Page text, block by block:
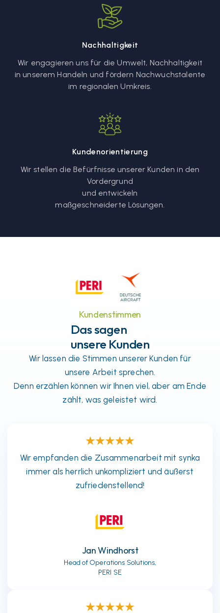
Nachhaltigkeit
Wir engagieren uns für die Umwelt, Nachhaltigkeit
in unserem Handeln und fördern Nachwuchstalente
im regionalen Umkreis.
Kundenorientierung
Wir stellen die Befürfnisse unserer Kunden in den
Vordergrund
und entwickeln
maßgeschneiderte Lösungen.
Kundenstimmen
Das sagen
unsere Kunden
Wir lassen die Stimmen unserer Kunden für
unsere Arbeit sprechen.
Denn erzählen können wir Ihnen viel, aber am Ende
zählt, was geleistet wird.
Wir empfanden die Zusammenarbeit mit synka
immer als herrlich unkompliziert und äußerst
zufriedenstellend!
Jan Windhorst
Head of Operations Solutions,
PERI SE